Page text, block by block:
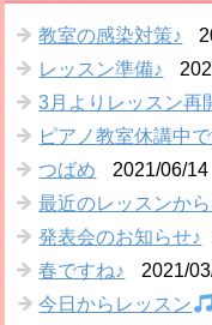
教室の感染対策♪
レッスン準備♪
3月よりレッスン再
ピアノ教室休講中
つばめ
2021/06/14
最近のレッスンから
発表会のお知らせ♪
春ですね♪
2021/
今日からレッスン